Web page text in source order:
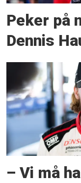
Peker på
Dennis
– Vi må